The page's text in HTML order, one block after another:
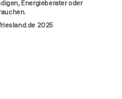
Energieberater oder
2025